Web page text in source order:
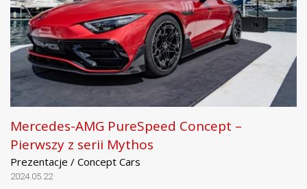
Mercedes-AMG PureSpeed Concept –
Pierwszy z serii Mythos
Prezentacje / Concept Cars
2024.05.22